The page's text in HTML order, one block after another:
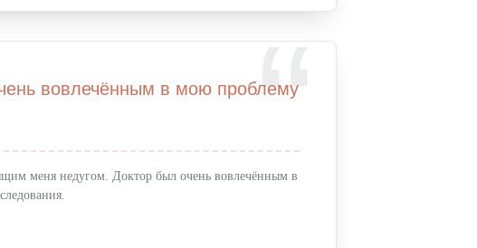
вовлечённым в мою проблему
меня недугом. Доктор был очень вовлечённым в